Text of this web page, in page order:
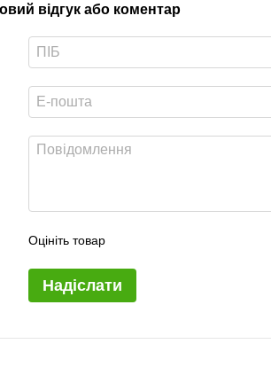
відгук або коментар
Оцініть товар
Надіслати